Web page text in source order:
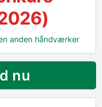
anden håndværker
nu